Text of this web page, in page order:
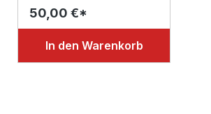
50,00 €*
In den Warenkorb